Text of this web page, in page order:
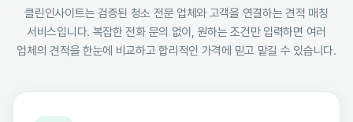
클린인사이트는 검증된 청소 전문 업체와 고객을 연결하는 견적 매칭
서비스입니다. 복잡한 전화 문의 없이, 원하는 조건만 입력하면 여러
업체의 견적을 한눈에 비교하고 합리적인 가격에 믿고 맡길 수 있습니다.